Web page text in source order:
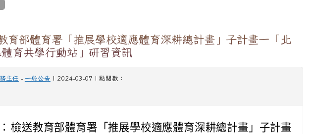
育部體育署「推展學校適應體育深耕總計畫」子計畫一「北
育共學行動站」研習資訊
主任 - 一般公告 | 2024-03-07 | 點閱數：
檢送教育部體育署「推展學校適應體育深耕總計畫」子計畫